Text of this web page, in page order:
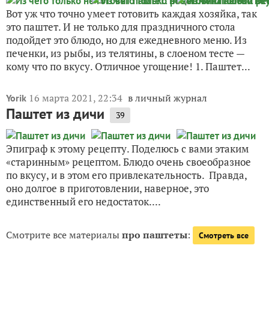
Вот уж что точно умеет готовить каждая хозяйка, так
это паштет. И не только для праздничного стола
подойдет это блюдо, но для ежедневного меню. Из
печенки, из рыбы, из телятины, в слоеном тесте —
кому что по вкусу. Отличное угощение! 1. Паштет...
Yorik 16 марта 2021, 22:34 в личный журнал
Паштет из дичи 39
Эпиграф к этому рецепту. Поделюсь с вами этаким
«старинным» рецептом. Блюдо очень своеобразное
по вкусу, и в этом его привлекательность. Правда,
оно долгое в приготовлении, наверное, это
единственный его недостаток....
Смотрите все материалыпро паштеты: Смотреть все